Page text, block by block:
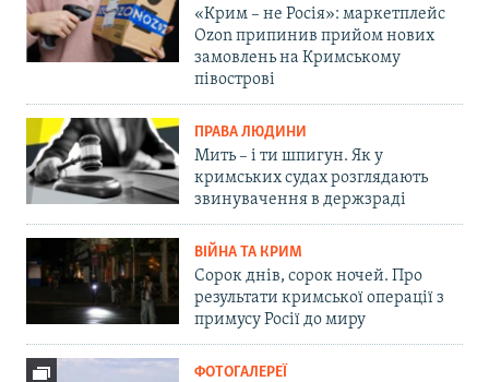
«Крим – не Росія»: маркетплейс
Ozon припинив прийом нових
замовлень на Кримському
півострові
ПРАВА ЛЮДИНИ
Мить – і ти шпигун. Як у
кримських судах розглядають
звинувачення в держзраді
ВІЙНА ТА КРИМ
Сорок днів, сорок ночей. Про
результати кримської операції з
примусу Росії до миру
ФОТОГАЛЕРЕЇ